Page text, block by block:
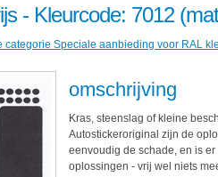
- Kleurcode: 7012
categorie Speciale aanbieding voor RAL
omschrijving
Kras, steenslag of kleine
Autostickeroriginal zijn de
eenvoudig de schade, en is
oplossingen - vrij wel niets